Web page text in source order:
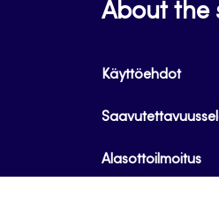
About the
Käyttöehdot
Alasottoilmoitus